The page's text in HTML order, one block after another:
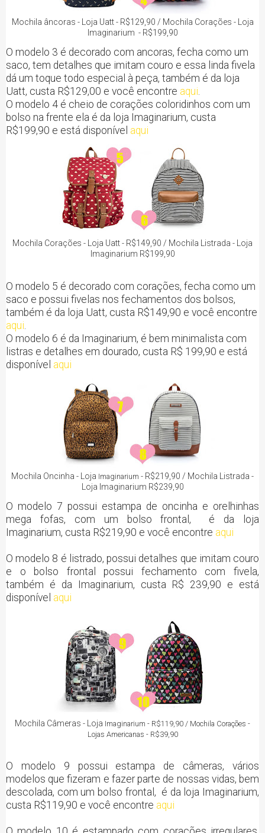
Mochila âncoras - Loja Uatt - R$129,90 / Mochila Corações - Loja
Imaginarium - R$199,90
O modelo 3 é decorado com ancoras, fecha como um
saco, tem detalhes que imitam couro e essa linda fivela
dá um toque todo especial à peça, também é da loja
Uatt, custa R$129,00 e você encontre aqui
O modelo 4 é cheio de corações coloridinhos com um
bolso na frente ela é da loja Imaginarium, custa
R$199,90 e está disponível aqui
Mochila Corações - Loja Uatt - R$149,90 / Mochila Listrada - Loja
Imaginarium R$199,90
O modelo 5 é decorado com corações, fecha como um
saco e possui fivelas nos fechamentos dos bolsos,
também é da loja Uatt, custa R$149,90 e você encontre
aqui
O modelo 6 é da Imaginarium, é bem minimalista com
listras e detalhes em dourado, custa R$ 199,90 e está
disponível aqui
Mochila Oncinha - Loja Imaginarium - R$219,90 / Mochila Listrada -
Loja Imaginarium R$239,90
O modelo 7 possui estampa de oncinha e orelhinhas
mega fofas, com um bolso frontal, é da loja
Imaginarium, custa R$219,90 e você encontre aqui
O modelo 8 é listrado, possui detalhes que imitam couro
e o bolso frontal possui fechamento com fivela,
também é da Imaginarium, custa R$ 239,90 e está
disponível aqui
Mochila Câmeras - Loja Imaginarium - R$119,90 / Mochila Corações -
Lojas Americanas - R$39,90
O modelo 9 possui estampa de câmeras, vários
modelos que fizeram e fazer parte de nossas vidas, bem
descolada, com um bolso frontal, é da loja Imaginarium,
custa R$119,90 e você encontre aqui